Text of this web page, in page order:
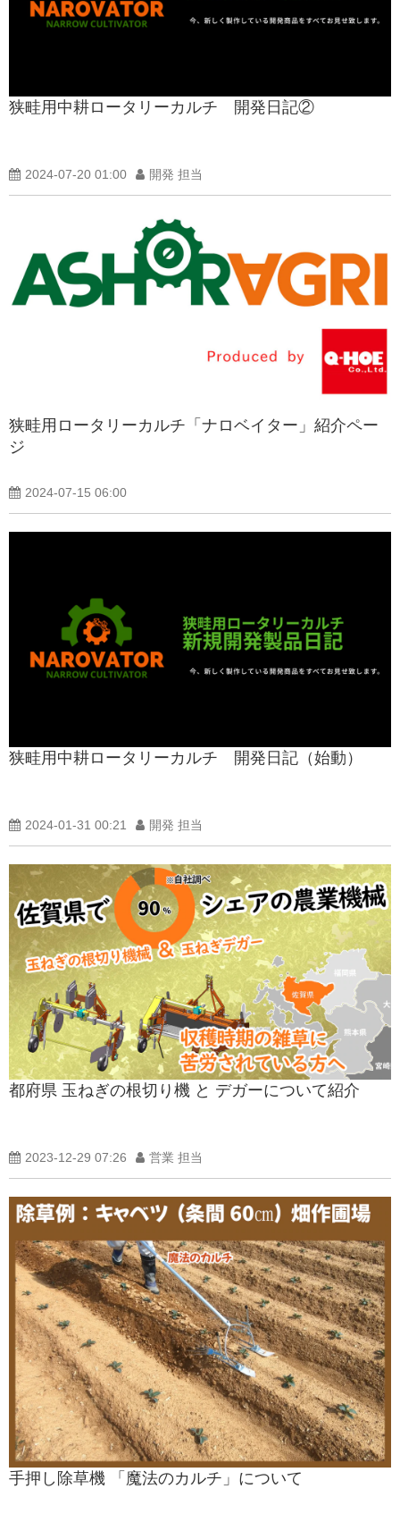
狭畦用中耕ロータリーカルチ 開発日記②
2024-07-20 01:00 開発 担当
狭畦用ロータリーカルチ「ナロベイター」紹介ペー
ジ
2024-07-15 06:00
狭畦用中耕ロータリーカルチ 開発日記（始動）
2024-01-31 00:21 開発 担当
都府県 玉ねぎの根切り機 と デガーについて紹介
2023-12-29 07:26 営業 担当
手押し除草機 「魔法のカルチ」について